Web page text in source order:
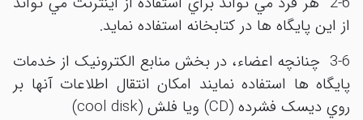
از اين پايگاه ها در کتابخانه استفاده نمايد.
3-6 چنانچه اعضاء، در بخش منابع الکترونيک از خدمات
پايگاه ها استفاده نمايند امکان انتقال اطلاعات آنها بر
روي ديسک فشرده (CD) ويا فلش (cool disk)